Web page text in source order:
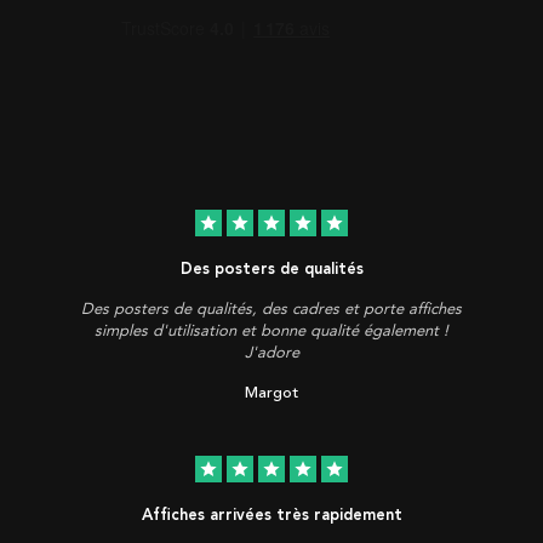
star star star star star
Des posters de qualités
Des posters de qualités, des cadres et porte affiches
simples d'utilisation et bonne qualité également !
J'adore
Margot
star star star star star
Affiches arrivées très rapidement